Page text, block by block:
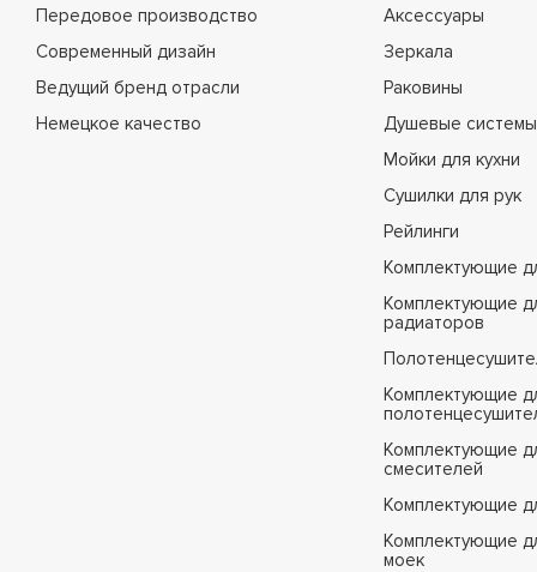
Передовое производство
Современный дизайн
Ведущий бренд отрасли
Немецкое качество
Аксессуары
Зеркала
Раковины
Душевые системы
Мойки для кухни
Сушилки для рук
Рейлинги
Комплектующие
Комплектующие
радиаторов
Комплектующие
Комплектующие
смесителей
Комплектующие
Комплектующие
моек